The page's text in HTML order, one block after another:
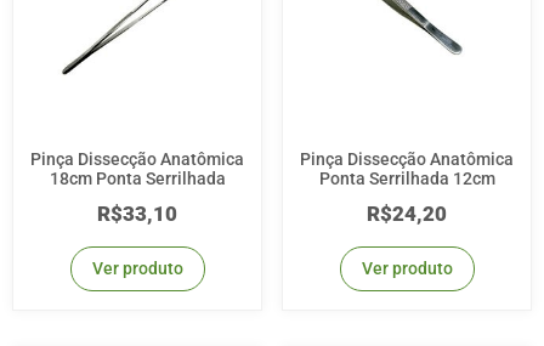
Pinça Dissecção Anatômica
18cm Ponta Serrilhada
R$33,10
Ver produto
Pinça Dissecção Anatômica
Ponta Serrilhada 12cm
R$24,20
Ver produto